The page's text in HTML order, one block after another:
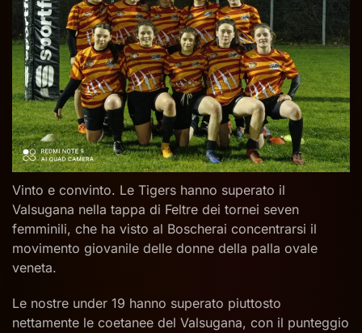
Vinto e convinto. Le Tigers hanno superato il
Valsugana nella tappa di Feltre dei tornei seven
femminili, che ha visto al Boscherai concentrarsi il
movimento giovanile delle donne della palla ovale
veneta.
Le nostre under 19 hanno superato piuttosto
nettamente le coetanee del Valsugana, con il punteggio